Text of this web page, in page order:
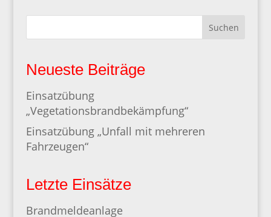
Suchen
Neueste Beiträge
Einsatzübung
„Vegetationsbrandbekämpfung“
Einsatzübung „Unfall mit mehreren
Fahrzeugen“
Letzte Einsätze
Brandmeldeanlage